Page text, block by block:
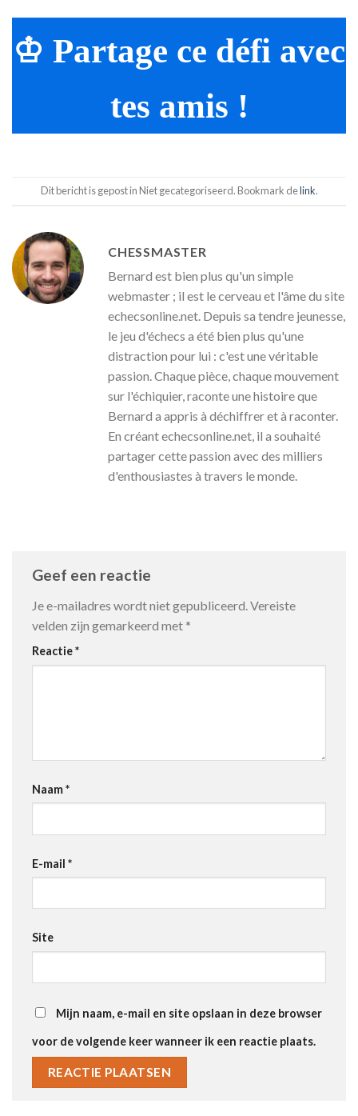
♔ Partage ce défi avec
tes amis !
Dit bericht is gepost in Niet gecategoriseerd. Bookmark delink.
CHESSMASTER
Bernard est bien plus qu'un simple
webmaster ; il est le cerveau et l'âme du site
echecsonline.net. Depuis sa tendre jeunesse,
le jeu d'échecs a été bien plus qu'une
distraction pour lui : c'est une véritable
passion. Chaque pièce, chaque mouvement
sur l'échiquier, raconte une histoire que
Bernard a appris à déchiffrer et à raconter.
En créant echecsonline.net, il a souhaité
partager cette passion avec des milliers
d'enthousiastes à travers le monde.
Geef een reactie
Je e-mailadres wordt niet gepubliceerd.Vereiste
velden zijn gemarkeerd met *
Reactie*
Naam*
E-mail *
Site
Mijn naam, e-mail en site opslaan in deze browser
voor de volgende keer wanneer ik een reactie plaats.